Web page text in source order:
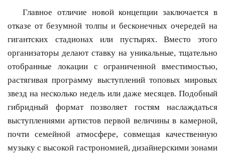
Главное отличие новой концепции заключается в
отказе от безумной толпы и бесконечных очередей на
гигантских стадионах или пустырях. Вместо этого
организаторы делают ставку на уникальные, тщательно
отобранные локации с ограниченной вместимостью,
растягивая программу выступлений топовых мировых
звезд на несколько недель или даже месяцев. Подобный
гибридный формат позволяет гостям наслаждаться
выступлениями артистов первой величины в камерной,
почти семейной атмосфере, совмещая качественную
музыку с высокой гастрономией, дизайнерскими зонами